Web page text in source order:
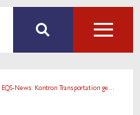
EQS-News: Kontron Transportation gewinnt Auftrag über 20 Millionen Euro für ein GSM-R-Projekt in Spanien